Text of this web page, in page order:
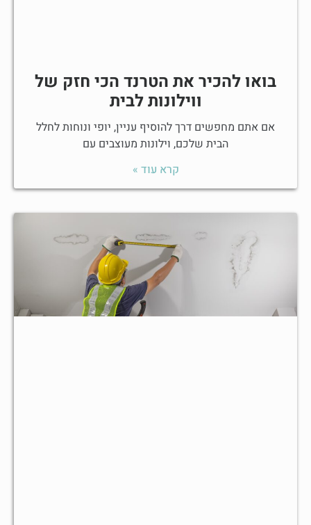
בואו להכיר את הטרנד הכי חזק של
ווילונות לבית
אם אתם מחפשים דרך להוסיף עניין, יופי ונוחות לחלל
הבית שלכם, וילונות מעוצבים עם
קרא עוד »